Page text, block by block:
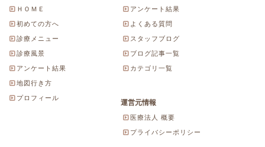
ＨＯＭＥ
初めての方へ
診療メニュー
診療風景
アンケート結果
地図行き方
プロフィール
アンケート結果
よくある質問
スタッフブログ
ブログ記事一覧
カテゴリ一覧
運営元情報
医療法人 概要
プライバシーポリシー